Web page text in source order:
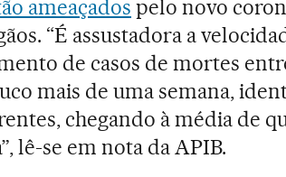
ameaçados pelo novo
“É assustadora a
de casos de mortes
mais de uma semana,
chegando à média de
lê-se em nota da APIB.